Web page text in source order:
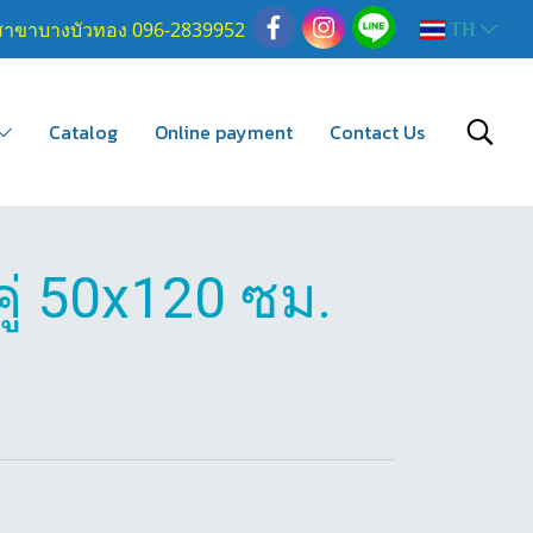
ขาบางบัวทอง 096-2839952 TH
Catalog Online payment Contact Us
50x120 ซม.